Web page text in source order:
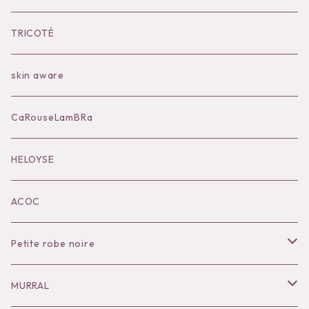
Bilitis dix-sept ans
Outer
Bag
Accessories
Black series
KOKO別注
TRICOTÉ
skin aware
CaRouseLamBRa
HELOYSE
ACOC
Petite robe noire
Necklace
MURRAL